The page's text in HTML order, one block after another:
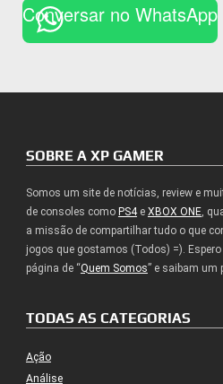
Conversar no WhatsApp
SOBRE A XP GAMER
Somos um site de notícias, review e
de consoles como PS4e XBOX ONE,
a missão de compartilhar tudo o que
jogos que gostamos (Todos) =).
página de “Quem Somos” e saibam um
TODAS AS CATEGORIAS
Ação
Análise